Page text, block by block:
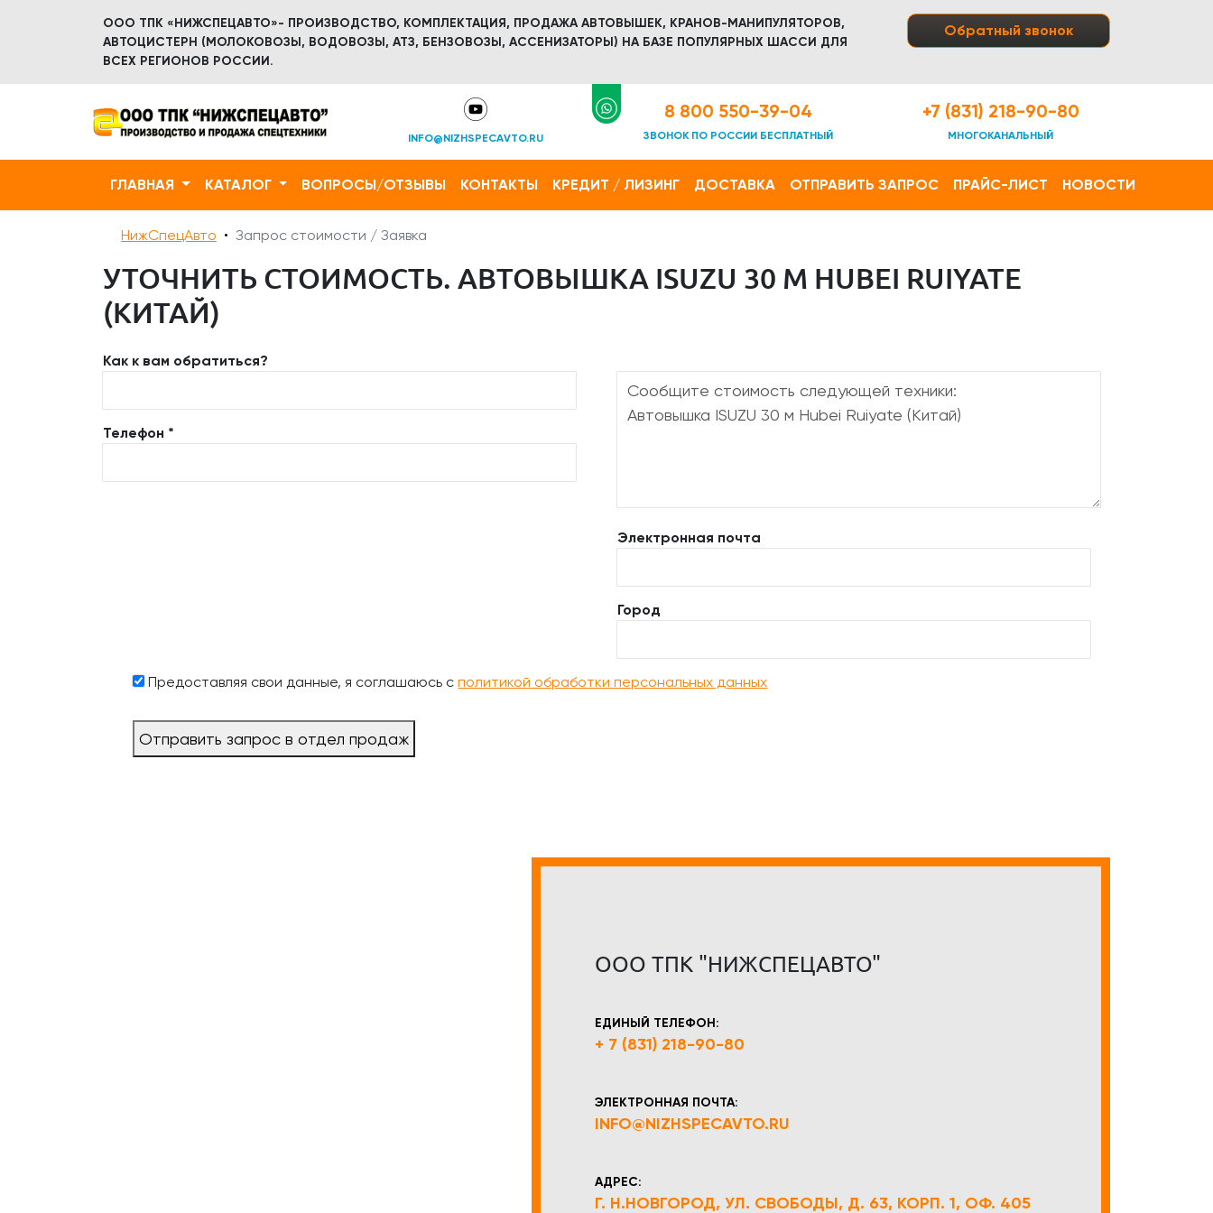
ООО ТПК «НИЖСПЕЦАВТО»- ПРОИЗВОДСТВО, КОМПЛЕКТАЦИЯ, ПРОДАЖА АВТОВЫШЕК, КРАНОВ-МАНИПУЛЯТОРОВ,
АВТОЦИСТЕРН (МОЛОКОВОЗЫ, ВОДОВОЗЫ, АТЗ, БЕНЗОВОЗЫ, АССЕНИЗАТОРЫ) НА БАЗЕ ПОПУЛЯРНЫХ ШАССИ ДЛЯ
ВСЕХ РЕГИОНОВ РОССИИ.
Обратный звонок
INFO@NIZHSPECAVTO.RU
8 800 550-39-04
ЗВОНОК ПО РОССИИ БЕСПЛАТНЫЙ
+7 (831) 218-90-80
МНОГОКАНАЛЬНЫЙ
ГЛАВНАЯ КАТАЛОГ ВОПРОСЫ/ОТЗЫВЫ КОНТАКТЫ КРЕДИТ / ЛИЗИНГ ДОСТАВКА ОТПРАВИТЬ ЗАПРОС ПРАЙС-ЛИСТ НОВОСТИ
НижСпецАвто Запрос стоимости / Заявка
УТОЧНИТЬ СТОИМОСТЬ. АВТОВЫШКА ISUZU 30 М HUBEI RUIYATE
(КИТАЙ)
Как к вам обратиться?
Телефон *
Электронная почта
Город
Предоставляя свои данные, я соглашаюсь сполитикой обработки персональных данных
Отправить запрос в отдел продаж
ООО ТПК "НИЖСПЕЦАВТО"
ЕДИНЫЙ ТЕЛЕФОН:
+ 7 (831) 218-90-80
ЭЛЕКТРОННАЯ ПОЧТА:
INFO@NIZHSPECAVTO.RU
АДРЕС:
Г. Н.НОВГОРОД, УЛ. СВОБОДЫ, Д. 63, КОРП. 1, ОФ. 405